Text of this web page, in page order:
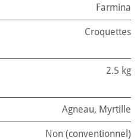
Farmina
Croquettes
2.5 kg
Agneau, Myrtille
Non (conventionnel)